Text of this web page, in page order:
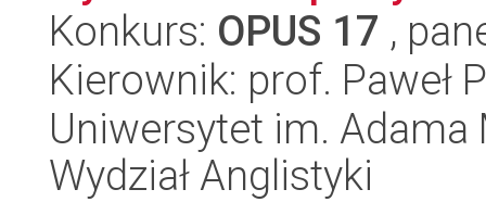
Konkurs: OPUS 17 ,
Kierownik: prof. Paweł
Uniwersytet im.
Wydział Anglistyki